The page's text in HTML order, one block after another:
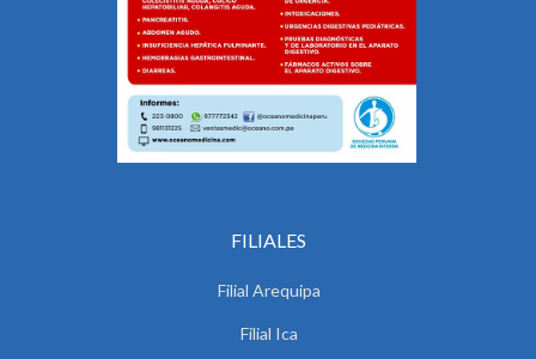
FILIALES
Filial Arequipa
Filial Ica